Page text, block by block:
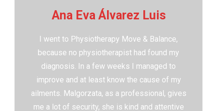
Ana Eva Álvarez Luis
I went to Physiotherapy Move & Balance,
because no physiotherapist had found my
diagnosis. In a few weeks I managed to
improve and at least know the cause of my
ailments. Malgorzata, as a professional, gives
me a lot of security, she is kind and attentive